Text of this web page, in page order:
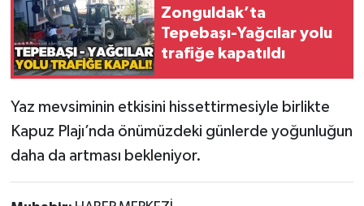
Zonguldak’ta
Tepebaşı-Yağcılar yolu
trafiğe kapatıldı
Yaz mevsiminin etkisini hissettirmesiyle birlikte
Kapuz Plajı’nda önümüzdeki günlerde yoğunluğun
daha da artması bekleniyor.
MAGAZİN
Politika
Resmi İlan
Röportaj
Sağlık